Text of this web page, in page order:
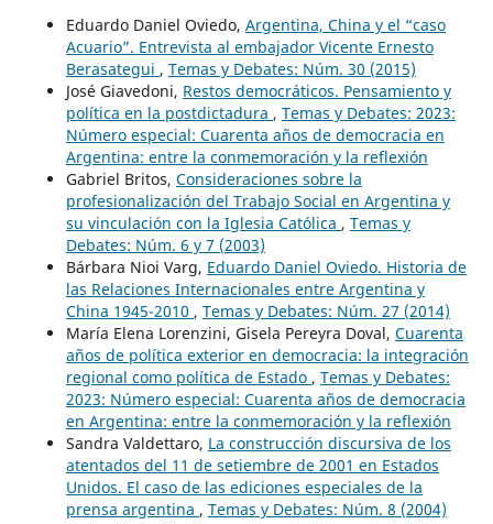
Eduardo Daniel Oviedo, Argentina, China y el “caso
Acuario”. Entrevista al embajador Vicente Ernesto
Berasategui , Temas y Debates: Núm. 30 (2015)
José Giavedoni, Restos democráticos. Pensamiento y
política en la postdictadura , Temas y Debates: 2023:
Número especial: Cuarenta años de democracia en
Argentina: entre la conmemoración y la reflexión
Gabriel Britos, Consideraciones sobre la
profesionalización del Trabajo Social en Argentina y
su vinculación con la Iglesia Católica , Temas y
Debates: Núm. 6 y 7 (2003)
Bárbara Nioi Varg, Eduardo Daniel Oviedo. Historia de
las Relaciones Internacionales entre Argentina y
China 1945-2010 , Temas y Debates: Núm. 27 (2014)
María Elena Lorenzini, Gisela Pereyra Doval, Cuarenta
años de política exterior en democracia: la integración
regional como política de Estado , Temas y Debates:
2023: Número especial: Cuarenta años de democracia
en Argentina: entre la conmemoración y la reflexión
Sandra Valdettaro, La construcción discursiva de los
atentados del 11 de setiembre de 2001 en Estados
Unidos. El caso de las ediciones especiales de la
prensa argentina , Temas y Debates: Núm. 8 (2004)